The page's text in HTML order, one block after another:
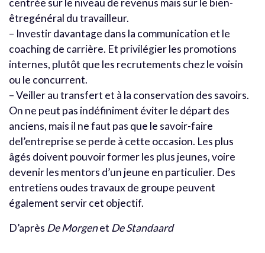
êtregénéral du travailleur.
– Investir davantage dans la communication et le
coaching de carrière. Et privilégier les promotions
internes, plutôt que les recrutements chez le voisin
ou le concurrent.
– Veiller au transfert et à la conservation des savoirs.
On ne peut pas indéfiniment éviter le départ des
anciens, mais il ne faut pas que le savoir-faire
del’entreprise se perde à cette occasion. Les plus
âgés doivent pouvoir former les plus jeunes, voire
devenir les mentors d’un jeune en particulier. Des
entretiens oudes travaux de groupe peuvent
également servir cet objectif.
D’après De Morgenet De Standaard